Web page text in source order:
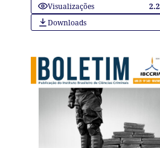
Visualizações
Downloads